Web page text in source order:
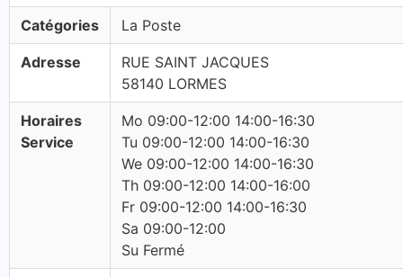
Catégories La Poste
Adresse
RUE SAINT JACQUES
58140 LORMES
Horaires
Service
Mo 09:00-12:00 14:00-16:30
Tu 09:00-12:00 14:00-16:30
We 09:00-12:00 14:00-16:30
Th 09:00-12:00 14:00-16:00
Fr 09:00-12:00 14:00-16:30
Sa 09:00-12:00
Su Fermé